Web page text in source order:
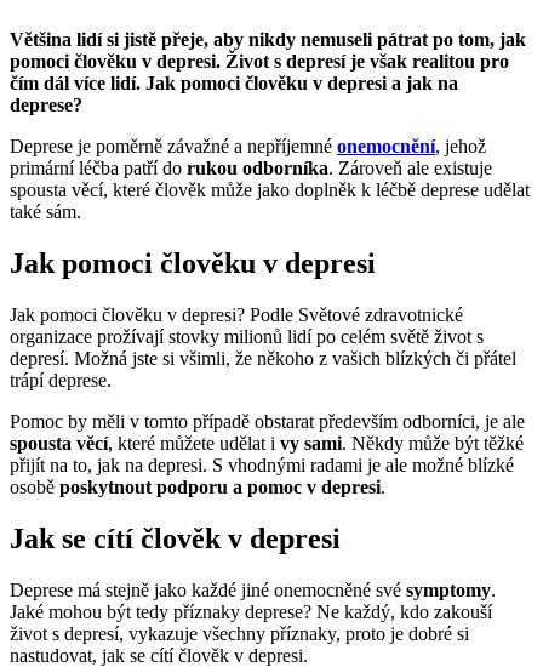
Většina lidí si jistě přeje, aby nikdy nemuseli pátrat po tom, jak
pomoci člověku v depresi. Život s depresí je však realitou pro
čím dál více lidí. Jak pomoci člověku v depresi a jak na
deprese?
Deprese je poměrně závažné a nepříjemné onemocnění, jehož
primární léčba patří do rukou odborníka. Zároveň ale existuje
spousta věcí, které člověk může jako doplněk k léčbě deprese udělat
také sám.
Jak pomoci člověku v depresi
Jak pomoci člověku v depresi? Podle Světové zdravotnické
organizace prožívají stovky milionů lidí po celém světě život s
depresí. Možná jste si všimli, že někoho z vašich blízkých či přátel
trápí deprese.
Pomoc by měli v tomto případě obstarat především odborníci, je ale
spousta věcí, které můžete udělat i vy sami. Někdy může být těžké
přijít na to, jak na depresi. S vhodnými radami je ale možné blízké
osobě poskytnout podporu a pomoc v depresi.
Jak se cítí člověk v depresi
Deprese má stejně jako každé jiné onemocněné své symptomy.
Jaké mohou být tedy příznaky deprese? Ne každý, kdo zakouší
život s depresí, vykazuje všechny příznaky, proto je dobré si
nastudovat, jak se cítí člověk v depresi.